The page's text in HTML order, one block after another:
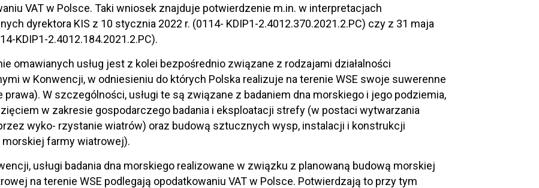
VAT w Polsce. Taki wniosek znajduje potwierdzenie m.in. w interpretacjach
dyrektora KIS z 10 stycznia 2022 r. (0114- KDIP1-2.4012.370.2021.2.PC) czy z 31 maja
KDIP1-2.4012.184.2021.2.PC).
omawianych usług jest z kolei bezpośrednio związane z rodzajami działalności
w Konwencji, w odniesieniu do których Polska realizuje na terenie WSE swoje suwerenne
prawa). W szczególności, usługi te są związane z badaniem dna morskiego i jego podziemia,
w zakresie gospodarczego badania i eksploatacji strefy (w postaci wytwarzania
wyko- rzystanie wiatrów) oraz budową sztucznych wysp, instalacji i konstrukcji
farmy wiatrowej).
usługi badania dna morskiego realizowane w związku z planowaną budową morskiej
na terenie WSE podlegają opodatkowaniu VAT w Polsce. Potwierdzają to przy tym